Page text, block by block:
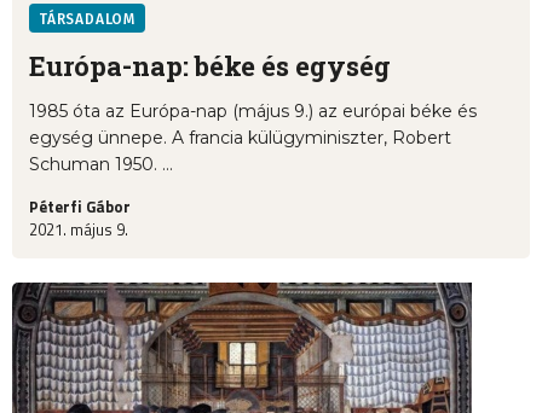
TÁRSADALOM
Európa-nap: béke és egység
1985 óta az Európa-nap (május 9.) az európai béke és
egység ünnepe. A francia külügyminiszter, Robert
Schuman 1950. ...
Péterfi Gábor
2021. május 9.